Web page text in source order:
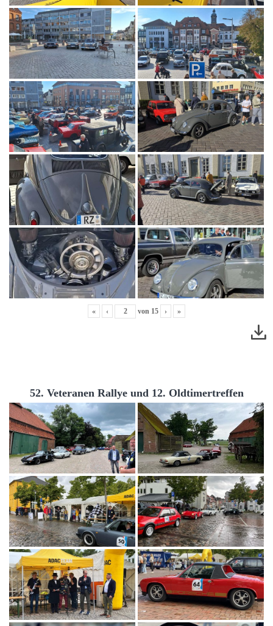
« ‹ von 15 › »
52. Veteranen Rallye und 12. Oldtimertreffen